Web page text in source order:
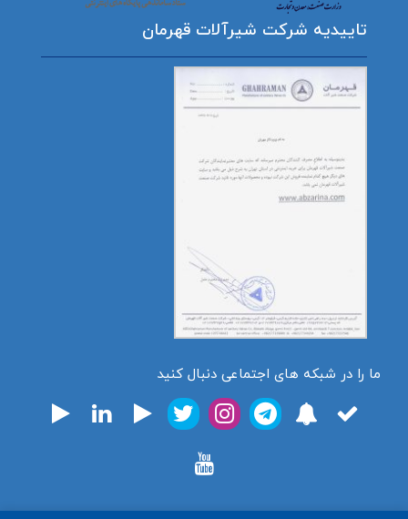
تاییدیه شرکت شیرآلات قهرمان
ما را در شبکه های اجتماعی دنبال کنید